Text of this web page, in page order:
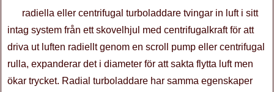
radiella eller centrifugal turboladdare tvingar in luft i sitt
intag system från ett skovelhjul med centrifugalkraft för att
driva ut luften radiellt genom en scroll pump eller centrifugal
rulla, expanderar det i diameter för att sakta flytta luft men
ökar trycket. Radial turboladdare har samma egenskaper